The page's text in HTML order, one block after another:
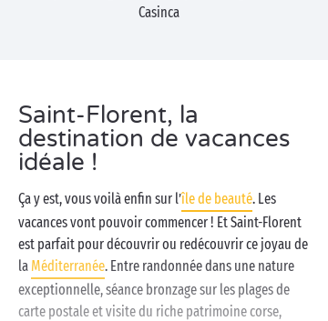
Casinca
Saint-Florent, la
destination de vacances
idéale !
Ça y est, vous voilà enfin sur l’île de beauté. Les
vacances vont pouvoir commencer ! Et Saint-Florent
est parfait pour découvrir ou redécouvrir ce joyau de
la Méditerranée. Entre randonnée dans une nature
exceptionnelle, séance bronzage sur les plages de
carte postale et visite du riche patrimoine corse,